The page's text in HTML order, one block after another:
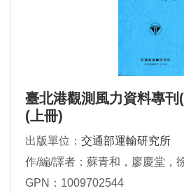
臺北港觀測風力資料專刊
(上冊)
出版單位： 交通部運輸研究所
作/編/譯者：蘇青和，廖慶堂，
GPN：1009702544